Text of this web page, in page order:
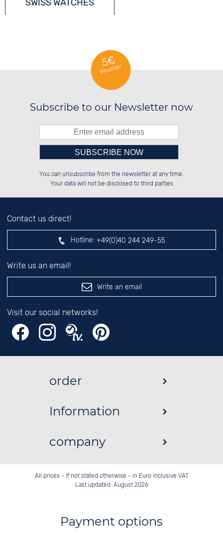
SWISS WATCHES
5€
Voucher
Subscribe to our Newsletter now
░░░░██░░██░░██░░██░░░░░░██░░██░░
░░████░░██████░░██████░░██░░██░░
░░░░██░░░░░░██░░░░░░██░░██░░██░░
Please enter number in the
left hand field.
You can unsubscribe from the newsletter at any time.
Your data will not be disclosed to third parties
Contact us direct!
Hotline: +49(0)40 244 249-55
Write us an email!
Write an email
Visit our social networks!
order
Information
company
All prices - if not stated otherwise - in Euro inclusive VAT
Last updated: August 2026
Payment options